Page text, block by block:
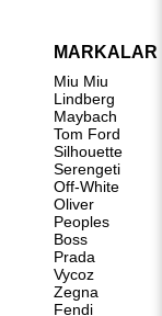
MARKALAR
Miu Miu
Lindberg
Maybach
Tom Ford
Silhouette
Serengeti
Off-White
Oliver
Peoples
Boss
Prada
Vycoz
Zegna
Fendi